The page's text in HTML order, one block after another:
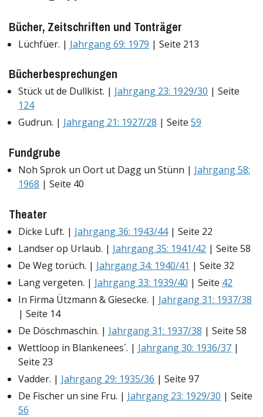
Bücher, Zeitschriften und Tonträger
Lüchfüer. | Jahrgang 69: 1979 | Seite 213
Bücherbesprechungen
Stück ut de Dullkist. | Jahrgang 23: 1929/30 | Seite
124
Gudrun. | Jahrgang 21: 1927/28 | Seite 59
Fundgrube
Noh Sprok un Oort ut Dagg un Stünn | Jahrgang 58:
1968 | Seite 40
Theater
Dicke Luft. | Jahrgang 36: 1943/44| Seite 22
Landser op Urlaub. | Jahrgang 35: 1941/42 | Seite 58
De Weg torüch. | Jahrgang 34: 1940/41 | Seite 32
Lang vergeten. | Jahrgang 33: 1939/40 | Seite 42
In Firma Ützmann & Giesecke. | Jahrgang 31: 1937/38
| Seite 14
De Döschmaschin. | Jahrgang 31: 1937/38 | Seite 58
Wettloop in Blankenees´. | Jahrgang 30: 1936/37 |
Seite 23
Vadder. | Jahrgang 29: 1935/36 | Seite 97
De Fischer un sine Fru. | Jahrgang 23: 1929/30 | Seite
56